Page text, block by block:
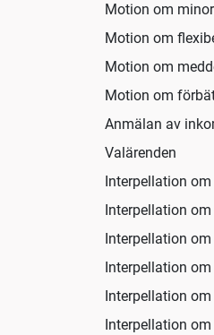
Motion om
Motion om
Motion om
Motion om
Anmälan av
Valärenden
Interpellation
Interpellation
Interpellation
Interpellation
Interpellation
Interpellation